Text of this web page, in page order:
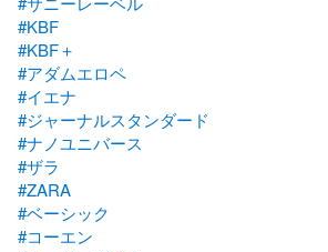
#KBF
#KBF＋
#アダムエロペ
#イエナ
#ジャーナルスタンダード
#ナノユニバース
#ザラ
#ZARA
#ベーシック
#コーエン